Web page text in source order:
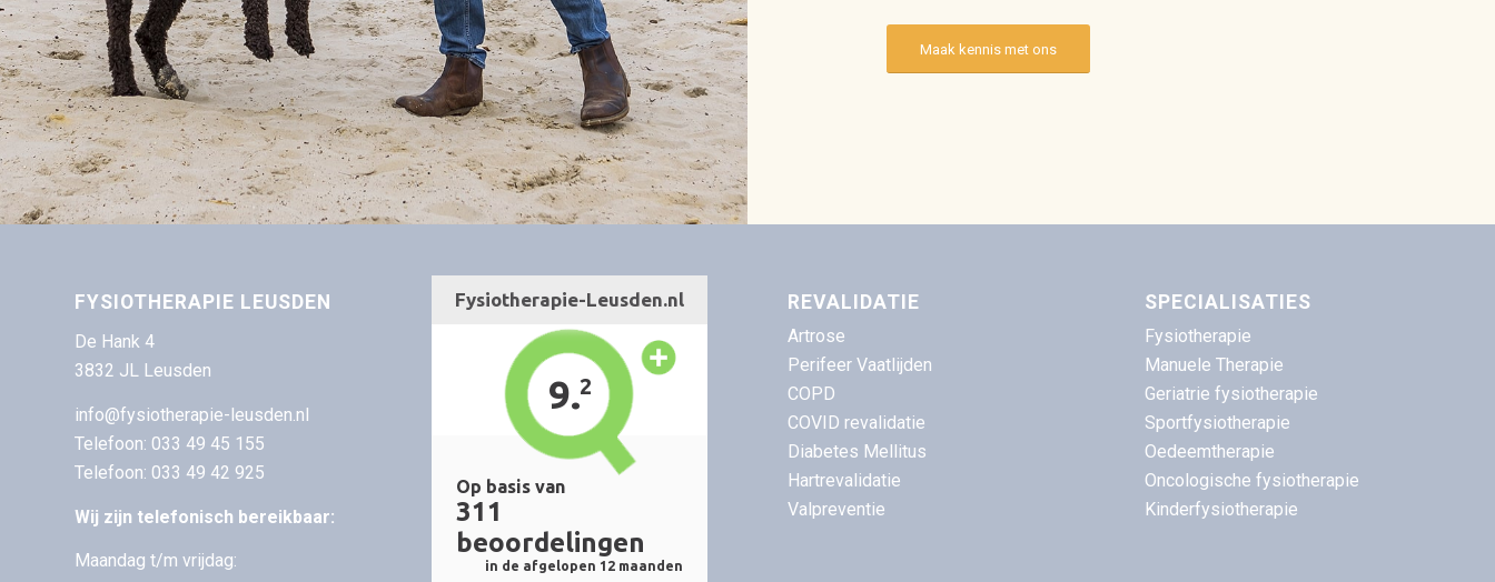
Maak kennis met ons
FYSIOTHERAPIE LEUSDEN
De Hank 4
3832 JL Leusden
info@fysiotherapie-leusden.nl
Telefoon: 033 49 45 155
Telefoon: 033 49 42 925
Wij zijn telefonisch bereikbaar:
Maandag t/m vrijdag:
REVALIDATIE
Artrose
Perifeer Vaatlijden
COPD
COVID revalidatie
Diabetes Mellitus
Hartrevalidatie
Valpreventie
SPECIALISATIES
Fysiotherapie
Manuele Therapie
Geriatrie fysiotherapie
Sportfysiotherapie
Oedeemtherapie
Oncologische fysiotherapie
Kinderfysiotherapie